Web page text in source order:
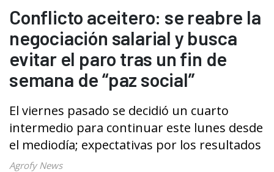
Conflicto aceitero: se reabre la
negociación salarial y busca
evitar el paro tras un fin de
semana de “paz social”
El viernes pasado se decidió un cuarto
intermedio para continuar este lunes desde
el mediodía; expectativas por los resultados
Agrofy News